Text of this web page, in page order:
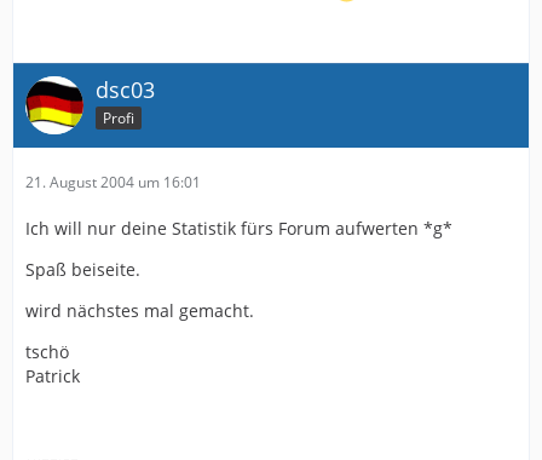
dsc03
Profi
21. August 2004 um 16:01
Ich will nur deine Statistik fürs Forum aufwerten *g*
Spaß beiseite.
wird nächstes mal gemacht.
tschö
Patrick